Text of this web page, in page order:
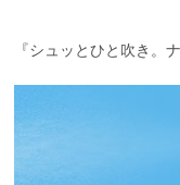
『シュッとひと吹き。